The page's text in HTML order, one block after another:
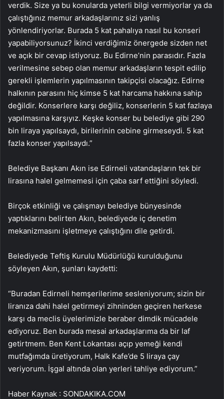
verdik. Size ya bu konularda yeterli bilgi vermiyorlar ya da
çalıştığınız memur arkadaşlarınız sizi yanlış
yönlendiriyorlar. Burada 5 kat pahalıya nasıl bu konseri
yapabiliyorsunuz? İkinci verdiğimiz önergede sizden net
ve açık bir cevap istiyoruz. Bu Edirne’nin parasıdır. Fazla
verilmesine sebep olan memur arkadaşların tespit edilip
gerekli işlemlerin yapılmasının takipçisi olacağız. Edirne
halkının parasını hiç kimse 5 kat harcama hakkına sahip
değildir. Konserlere karşı değiliz, konserlerin 5 kat fazlaya
yapılmasına karşıyız. Keşke konser bu belediye gibi 290
bin liraya yapılsaydı, birilerinin cebine girmeseydi. 5 kat
fazla konser yapılsaydı.”
Belediye Başkanı Akın ise Edirneli vatandaşların tek bir
lirasına halel gelmemesi için çaba sarf ettiğini söyledi.
Birçok etkinliği ve çalışmayı belediye bünyesinde
yaptıklarını belirten Akın, belediyede iç denetim
mekanizmasını işletmeye çalıştığını dile getirdi.
Belediyede Teftiş Kurulu Müdürlüğü kurulduğunu
söyleyen Akın, şunları kaydetti:
“Buradan Edirneli hemşerilerime sesleniyorum; sizin bir
liranıza dahi halel getirmeyi zihninden geçiren herkese
karşı da meclis üyelerimizle beraber dimdik mücadele
ediyoruz. Ben burada mesai arkadaşlarıma da bir laf
getirtmem. Ben Kent Lokantası açıp yemeği kendi
mutfağımda üretiyorum, Halk Kafe’de 5 liraya çay
veriyorum. İşgal altında olan yerleri tahliye ediyorum.”
Haber Kaynak : SONDAKIKA.COM